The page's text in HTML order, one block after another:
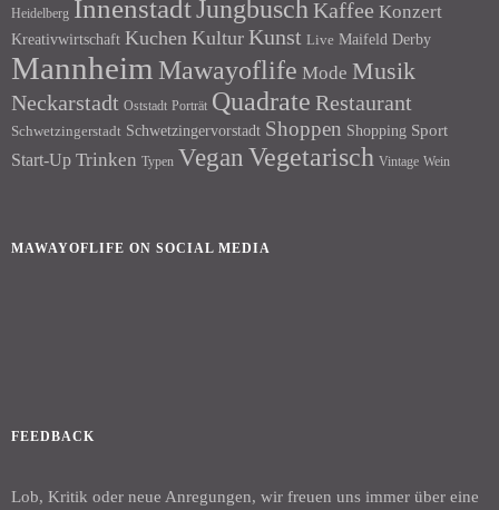
Heidelberg InnenstadtJungbusch Kaffee Konzert
Kreativwirtschaft Kuchen Kultur Kunst Live Maifeld Derby
Mannheim Mawayoflife Mode Musik
Neckarstadt Oststadt Porträt Quadrate Restaurant
Schwetzingerstadt Schwetzingervorstadt Shoppen Shopping Sport
Start-Up Trinken Typen Vegan Vegetarisch Vintage Wein
MAWAYOFLIFE ON SOCIAL MEDIA
FEEDBACK
Lob, Kritik oder neue Anregungen, wir freuen uns immer über eine